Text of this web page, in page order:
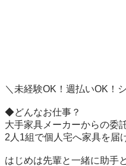
＼未経験OK！週払いOK！
◆どんなお仕事？
大手家具メーカーからの委
2人1組で個人宅へ家具を届
はじめは先輩と一緒に助手